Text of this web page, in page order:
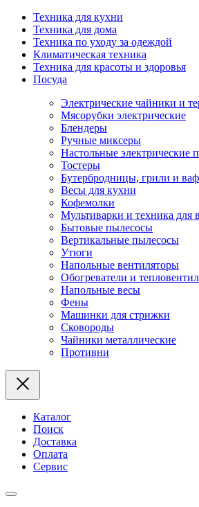
Техника для кухни
Техника для дома
Техника по уходу за одеждой
Климатическая техника
Техника для красоты и здоровья
Посуда
Электрические чайники и
Мясорубки электрические
Блендеры
Ручные миксеры
Настольные электрические
Тостеры
Бутербродницы, грили и
Весы для кухни
Кофемолки
Мультиварки и техника для
Бытовые пылесосы
Вертикальные пылесосы
Утюги
Напольные вентиляторы
Обогреватели и
Напольные весы
Фены
Машинки для стрижки
Сковороды
Чайники металлические
Противни
Каталог
Поиск
Доставка
Оплата
Сервис